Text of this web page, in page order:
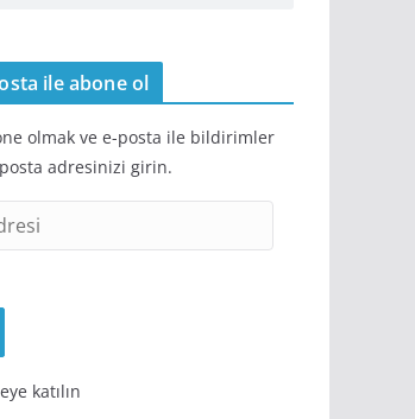
ile abone ol
olmak ve e-posta ile bildirimler
adresinizi girin.
katılın